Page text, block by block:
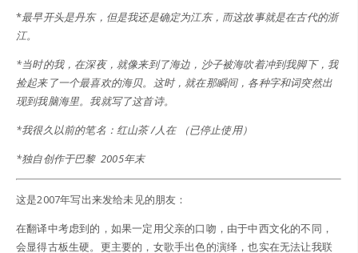
*最早开头是丹东，但是我还是确定为江东，而这故事就是在古代的浙
江。
*当时的我，在深夜，就像来到了海边，沙子被海吹着冲到我脚下，我
捡起来了一个最喜欢的海贝。这时，就在那瞬间，各种字和词突然出
现到我脑海里。我就写了这首诗。
*我很久以前的笔名：红山茶 /人在 （已停止使用）
*独自创作于巴黎 2005年末
这是2007年写出来发给未见的朋友：
在翻译中考虑到的，如果一定用父亲的口吻，由于中西文化的不同，
会显得古板生硬。更主要的，女歌手出色的演绎，也实在无法让我联